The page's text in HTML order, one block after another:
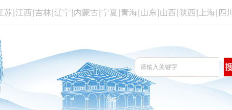
苏 江西 吉林 辽宁 内蒙古 宁夏 青海 山东 山西 陕西 上海 四川